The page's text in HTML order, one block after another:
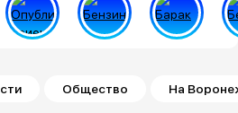
Общество На